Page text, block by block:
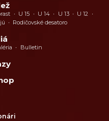
U 15 U 14 U 13
U 12
Rodičovské desatoro
Bulletin